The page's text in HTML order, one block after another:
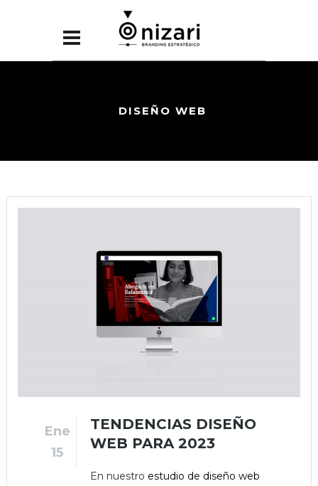
DISEÑO WEB
Ene
15
TENDENCIAS DISEÑO
WEB PARA 2023
En nuestro estudio de diseño web